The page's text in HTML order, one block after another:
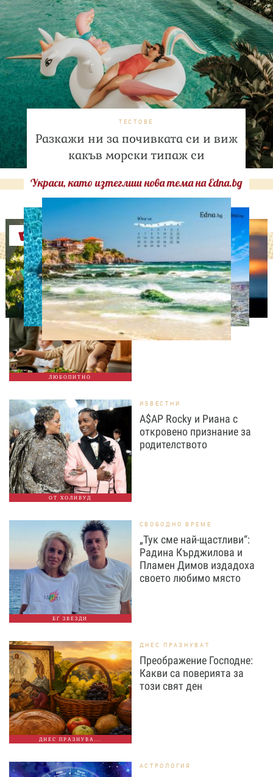
ТЕСТОВЕ
Разкажи ни за почивката си и виж
какъв морски типаж си
Украси, като изтеглиш нова тема на Edna.bg
Оферти
ЛЮБОПИТНО
ЛЮБОПИТНО
Тайната на добрата
вечеря не се крие в
сложната рецепта
ОТ ХОЛИВУД
ИЗВЕСТНИ
A$AP Rocky и Риана с
откровено признание за
родителството
БГ ЗВЕЗДИ
СВОБОДНО ВРЕМЕ
„Тук сме най-щастливи“:
Радина Кърджилова и
Пламен Димов издадоха
своето любимо място
ДНЕС ПРАЗНУВА...
ДНЕС ПРАЗНУВАТ
Преображение Господне:
Какви са поверията за
този свят ден
АСТРОЛОГИЯ